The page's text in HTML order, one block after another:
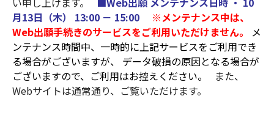
月13日（木） 13:00 － 15:00
※メンテナンス中は、
Web出願手続きのサービスをご利用いただけません。
メ
ンテナンス時間中、一時的に上記サービスをご利用でき
る場合がございますが、 データ破損の原因となる場合が
ございますので、ご利用はお控えください。
また、
Webサイトは通常通り、ご覧いただけます。